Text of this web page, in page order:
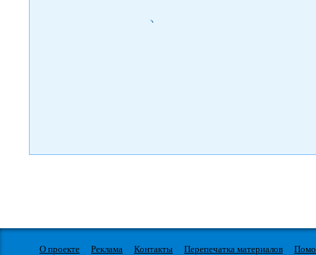
)
О проекте Реклама Контакты Перепечатка материалов